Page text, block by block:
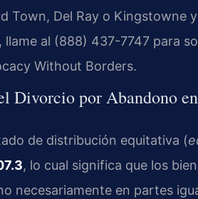
Town, Del Ray o Kingstowne
llame al (888) 437-7747 para
Without Borders.
Divorcio por Abandono
de distribución equitativa (
, lo cual significa que los
necesariamente en partes